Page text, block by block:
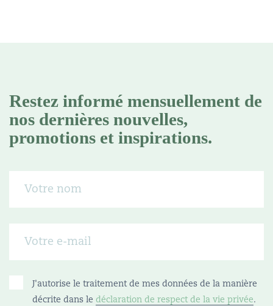
Restez informé mensuellement de
nos dernières nouvelles,
promotions et inspirations.
J'autorise le traitement de mes données de la manière
décrite dans le déclaration de respect de la vie privée.